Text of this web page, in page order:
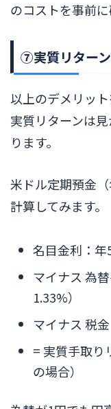
のコストを事前に
⑦実質リター
以上のデメリッ
実質リターンは
ります。
米ドル定期預金
計算してみます。
名目金利：年
マイナス 為
1.33%）
マイナス 税
= 実質手取り
の場合）